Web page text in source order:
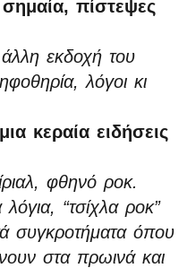
πίστεψες
εκδοχή του
λόγοι κι
κεραία ειδήσεις
φθηνό ροκ.
“τσίχλα ροκ”
συγκροτήματα όπου
στα πρωινά και